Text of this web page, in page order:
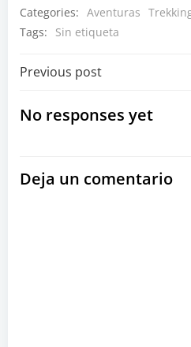
Categories: Aventuras
Tags:
Sin etiqueta
Navegación
por
entradas
Previous post
No responses yet
Deja un comentario